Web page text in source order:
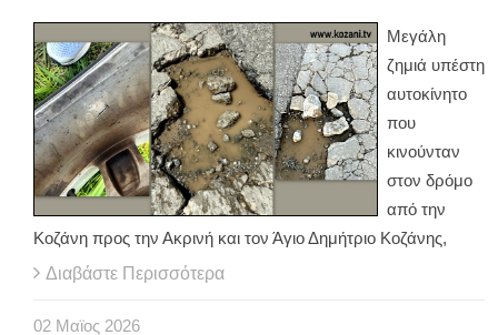
Μεγάλη
ζημιά υπέστη
αυτοκίνητο
που
κινούνταν
στον δρόμο
από την
Κοζάνη προς την Ακρινή και τον Άγιο Δημήτριο Κοζάνης,
Διαβάστε Περισσότερα
02 Μαϊος 2026